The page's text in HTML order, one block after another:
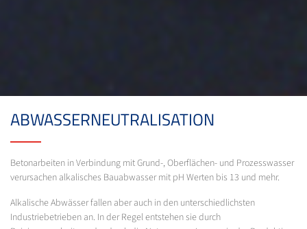
ABWASSERNEUTRALISATION
Betonarbeiten in Verbindung mit Grund-, Oberflächen- und Prozesswasser
verursachen alkalisches Bauabwasser mit pH Werten bis 13 und mehr.
Alkalische Abwässer fallen aber auch in den unterschiedlichsten
Industriebetrieben an. In der Regel entstehen sie durch